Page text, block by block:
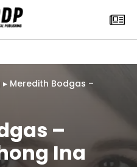
▸ Meredith Bodgas –
–
Ina